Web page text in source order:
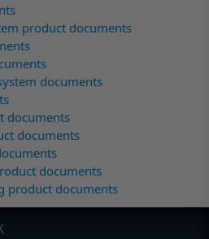
product documents
documents
documents
documents
documents
product documents